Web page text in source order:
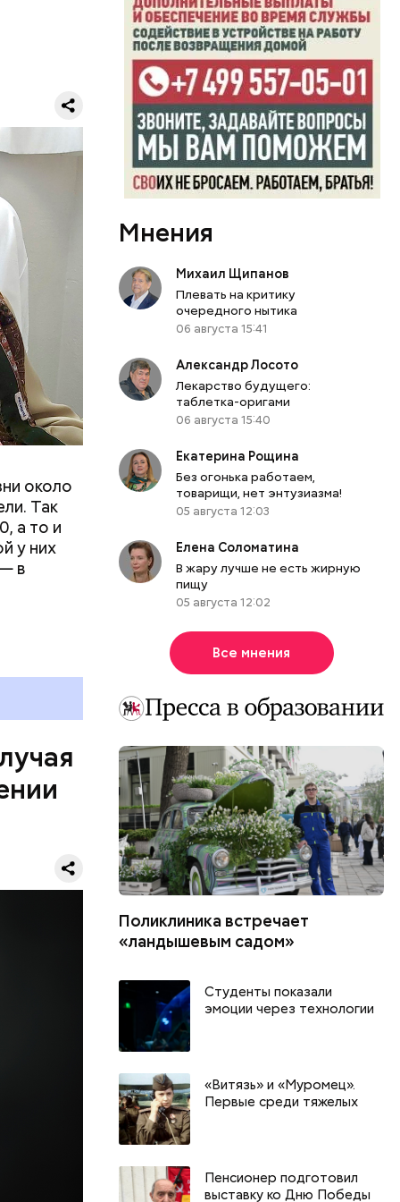
около
Так
а то и
у них
в
с
Паркер
в
этого
в
однако
в
в
и даже
к
году
Мнения
Михаил Щипанов
Плевать на критику
очередного нытика
06 августа 15:41
Александр Лосото
Лекарство будущего:
таблетка-оригами
06 августа 15:40
Екатерина Рощина
Без огонька работаем,
товарищи, нет энтузиазма!
05 августа 12:03
Елена Соломатина
В жару лучше не есть жирную
пищу
05 августа 12:02
Все мнения
Поликлиника встречает
«ландышевым садом»
Студенты показали
эмоции через технологии
«Витязь» и «Муромец».
Первые среди тяжелых
Пенсионер подготовил
выставку ко Дню Победы